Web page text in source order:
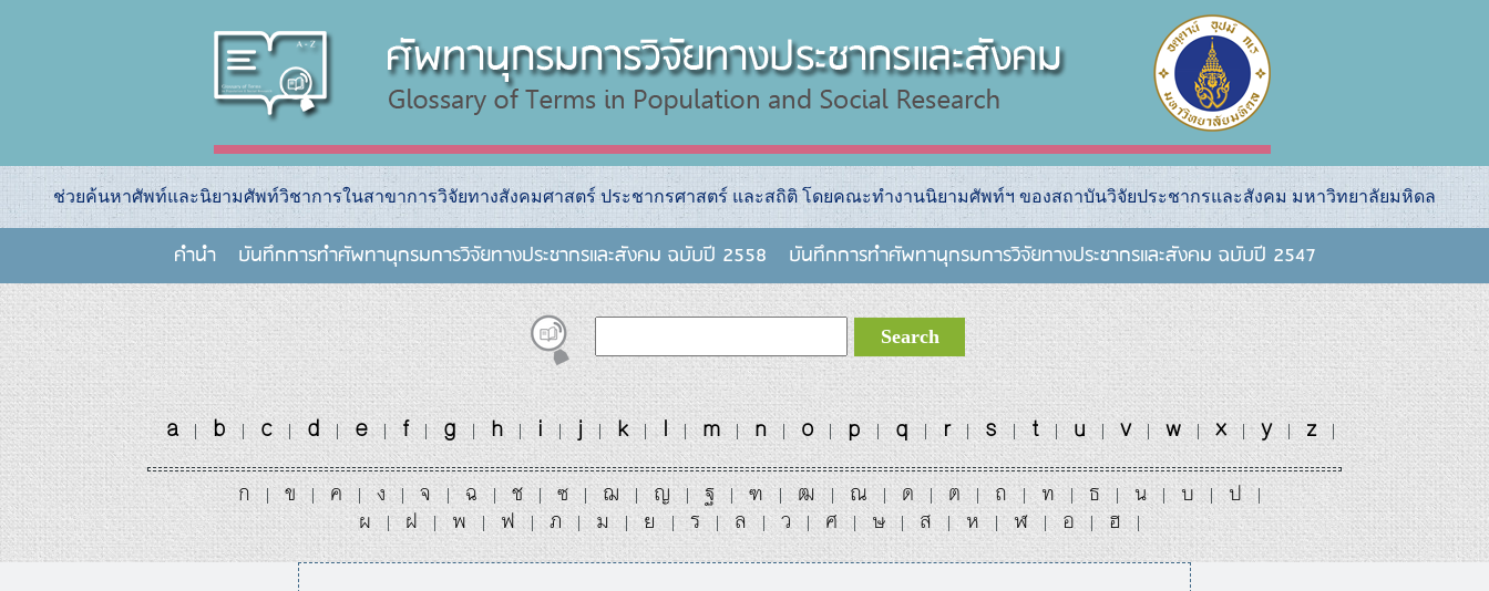
ช่วยค้นหาศัพท์และนิยามศัพท์วิชาการในสาขาการวิจัยทางสังคมศาสตร์ ประชากรศาสตร์ และสถิติ โดยคณะทำงานนิยามศัพท์ฯ ของสถาบันวิจัยประชากรและสังคม มหาวิทยาลัยมหิดล
คำนำ บันทึกการทําศัพทานุกรมการวิจัยทางประชากรและสังคม ฉบับปี 2558 บันทึกการทําศัพทานุกรมการวิจัยทางประชากรและสังคม ฉบับปี 2547
a | b | c | d | e | f | g | h | i | j | k | l | m | n | o | p | q | r | s | t | u | v | w | x | y | z |
ก | ข | ค | ง | จ | ฉ | ช | ซ | ฌ | ญ | ฐ | ฑ | ฒ | ณ | ด | ต | ถ | ท | ธ | น | บ | ป |
ผ | ฝ | พ | ฟ | ภ | ม | ย | ร | ล | ว | ศ | ษ | ส | ห | ฬ | อ | ฮ |